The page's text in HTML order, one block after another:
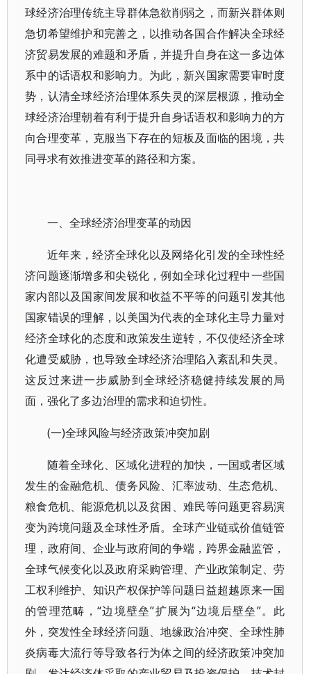
球经济治理传统主导群体急欲削弱之，而新兴群体则
急切希望维护和完善之，以推动各国合作解决全球经
济贸易发展的难题和矛盾，并提升自身在这一多边体
系中的话语权和影响力。为此，新兴国家需要审时度
势，认清全球经济治理体系失灵的深层根源，推动全
球经济治理朝着有利于提升自身话语权和影响力的方
向合理变革，克服当下存在的短板及面临的困境，共
同寻求有效推进变革的路径和方案。
一、全球经济治理变革的动因
近年来，经济全球化以及网络化引发的全球性经
济问题逐渐增多和尖锐化，例如全球化过程中一些国
家内部以及国家间发展和收益不平等的问题引发其他
国家错误的理解，以美国为代表的全球化主导力量对
经济全球化的态度和政策发生逆转，不仅使经济全球
化遭受威胁，也导致全球经济治理陷入紊乱和失灵。
这反过来进一步威胁到全球经济稳健持续发展的局
面，强化了多边治理的需求和迫切性。
(一)全球风险与经济政策冲突加剧
随着全球化、区域化进程的加快，一国或者区域
发生的金融危机、债务风险、汇率波动、生态危机、
粮食危机、能源危机以及贫困、难民等问题更容易演
变为跨境问题及全球性矛盾。全球产业链或价值链管
理，政府间、企业与政府间的争端，跨界金融监管，
全球气候变化以及政府采购管理、产业政策制定、劳
工权利维护、知识产权保护等问题日益超越原来一国
的管理范畴，“边境壁垒”扩展为“边境后壁垒”。此
外，突发性全球经济问题、地缘政治冲突、全球性肺
炎病毒大流行等导致各行为体之间的经济政策冲突加